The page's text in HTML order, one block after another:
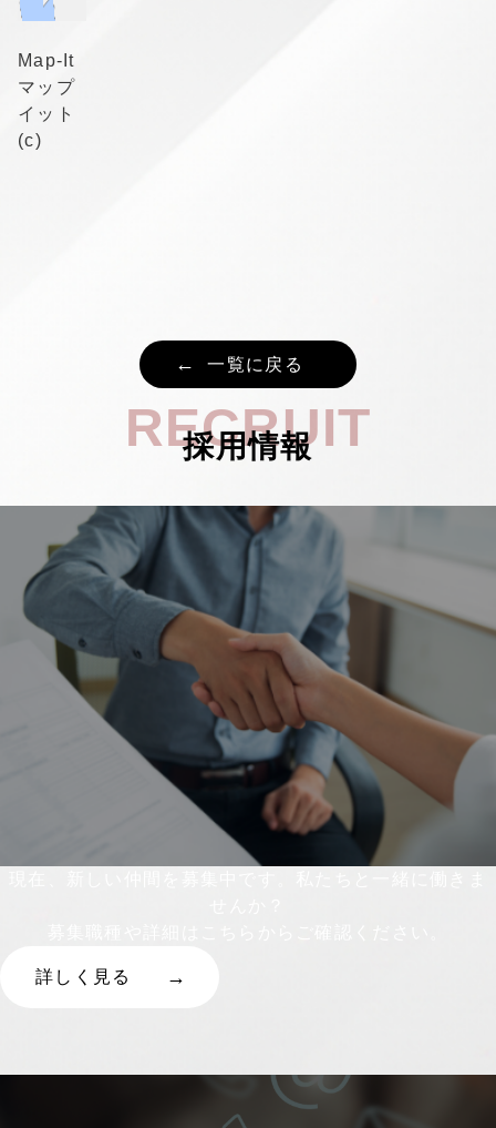
Map-It
マップ
イット
(c)
一覧に戻る
RECRUIT
採用情報
詳しく見る